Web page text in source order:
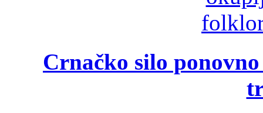
Crnačko silo